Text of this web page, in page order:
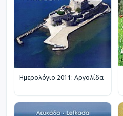
Ημερολόγιο 2011: Αργολίδα